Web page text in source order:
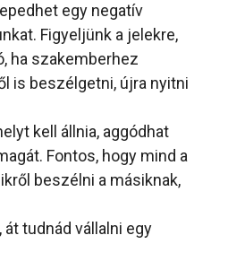
egy negatív
Figyeljünk a jelekre,
ha szakemberhez
is beszélgetni, újra nyitni
kell állnia, aggódhat
Fontos, hogy mind a
beszélni a másiknak,
tudnád vállalni egy